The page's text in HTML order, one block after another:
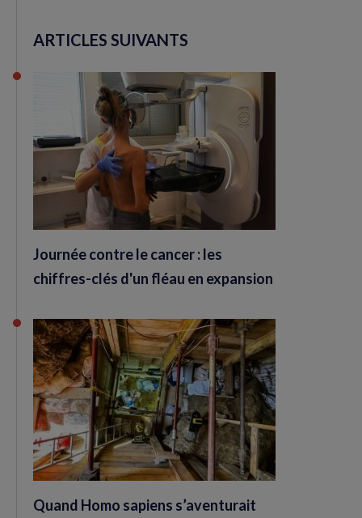
ARTICLES SUIVANTS
Journée contre le cancer : les
chiffres-clés d'un fléau en expansion
Quand Homo sapiens s’aventurait